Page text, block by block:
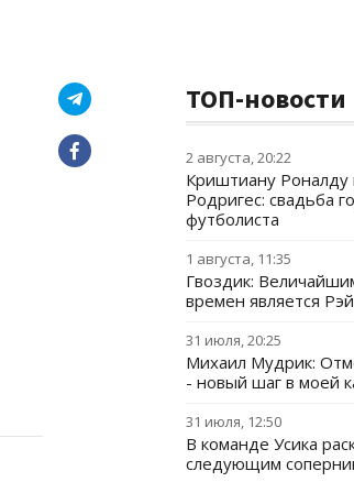
ТОП-новости
2 августа, 20:22
Криштиану
Родригес: свадьба
футболиста
1 августа, 11:35
Гвоздик:
времен является
31 июля, 20:25
Михаил Мудрик:
- новый шаг в моей
31 июля, 12:50
В команде Усика
следующим